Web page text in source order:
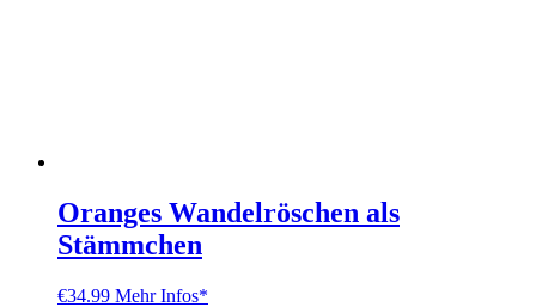
Oranges Wandelröschen als
Stämmchen
€34.99 Mehr Infos*